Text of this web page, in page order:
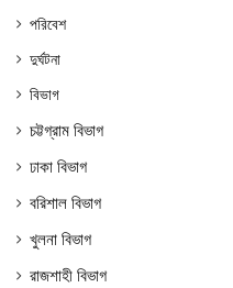
পরিবেশ
দুর্ঘটনা
বিভাগ
চট্টগ্রাম বিভাগ
ঢাকা বিভাগ
বরিশাল বিভাগ
খুলনা বিভাগ
রাজশাহী বিভাগ